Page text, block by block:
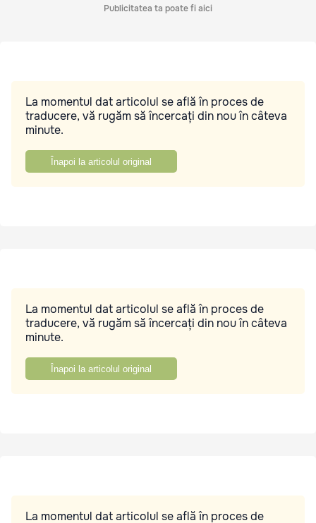
Publicitatea ta poate fi aici
La momentul dat articolul se află în proces de
traducere, vă rugăm să încercați din nou în câteva
minute.
Înapoi la articolul original
La momentul dat articolul se află în proces de
traducere, vă rugăm să încercați din nou în câteva
minute.
Înapoi la articolul original
La momentul dat articolul se află în proces de